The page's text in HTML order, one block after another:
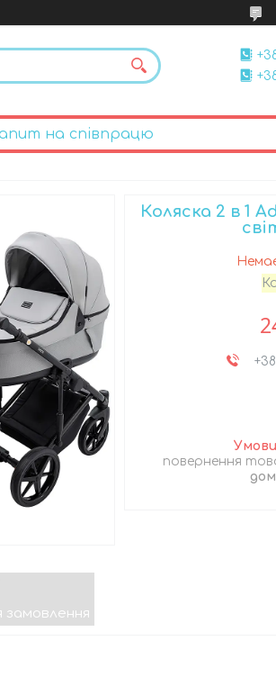
на співпрацю
Коляска 2 в 1
повернення
замовлення